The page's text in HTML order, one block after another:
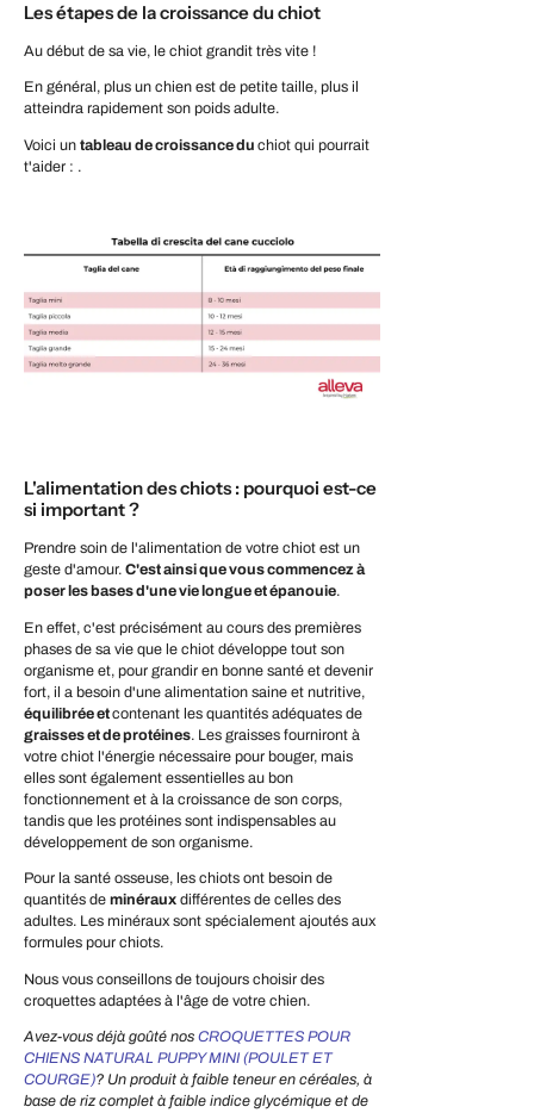
Les étapes de la croissance du chiot
Au début de sa vie, le chiot grandit très vite !
En général, plus un chien est de petite taille, plus il
atteindra rapidement son poids adulte.
Voici un tableau de croissance du chiot qui pourrait
t'aider : .
L'alimentation des chiots : pourquoi est-ce
si important ?
Prendre soin de l'alimentation de votre chiot est un
geste d'amour. C'est ainsi que vous commencez à
poser les bases d'une vie longue et épanouie.
En effet, c'est précisément au cours des premières
phases de sa vie que le chiot développe tout son
organisme et, pour grandir en bonne santé et devenir
fort, il a besoin d'une alimentation saine et nutritive,
équilibrée etcontenant les quantités adéquates de
graisses etde protéines. Les graisses fourniront à
votre chiot l'énergie nécessaire pour bouger, mais
elles sont également essentielles au bon
fonctionnement et à la croissance de son corps,
tandis que les protéines sont indispensables au
développement de son organisme.
Pour la santé osseuse, les chiots ont besoin de
quantités de minéraux différentes de celles des
adultes. Les minéraux sont spécialement ajoutés aux
formules pour chiots.
Nous vous conseillons de toujours choisir des
croquettes adaptées à l'âge de votre chien.
Avez-vous déjà goûté nos CROQUETTES POUR
CHIENS NATURAL PUPPY MINI (POULET ET
COURGE)? Un produit à faible teneur en céréales, à
base de riz complet à faible indice glycémique et de